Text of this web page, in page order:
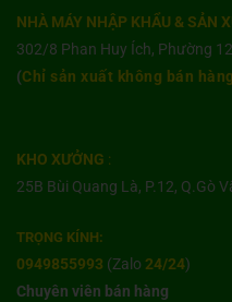
NHÀ MÁY NHẬP KHẨU & SẢN
302/8 Phan Huy Ích, Phường
(Chỉ sản xuất không bán
KHO XƯỞNG :
25B Bùi Quang Là, P.12, Q.Gò
TRỌNG KÍNH:
0949855993 (Zalo 24/24)
Chuyên viên bán hàng